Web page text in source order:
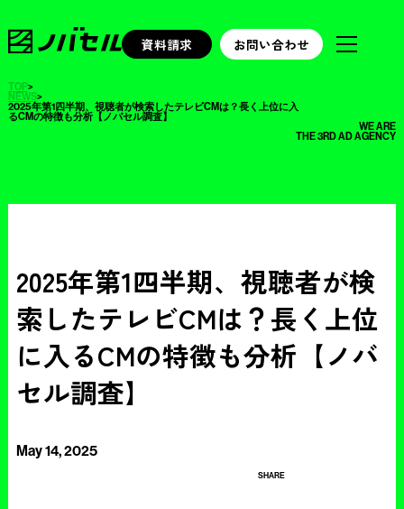
資料請求 お問い合わせ
TOP>
NEWS>
2025年第1四半期、視聴者が検索したテレビCMは？長く上位に入
るCMの特徴も分析【ノバセル調査】
WE ARE
THE 3RD AD AGENCY
2025年第1四半期、視聴者が検
索したテレビCMは？長く上位
に入るCMの特徴も分析【ノバ
セル調査】
May 14, 2025
SHARE